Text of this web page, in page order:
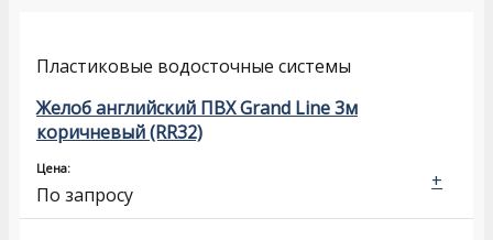
Пластиковые водосточные системы
Желоб английский ПВХ Grand Line 3м
коричневый (RR32)
Цена:
По запросу
+